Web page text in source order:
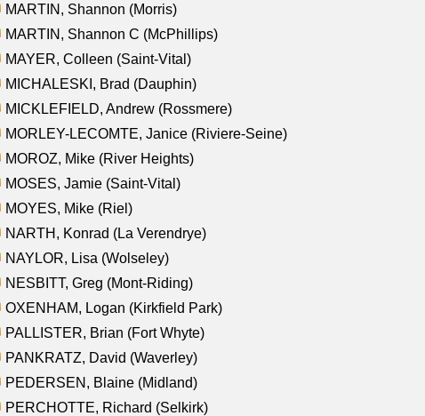
MARTIN, Shannon (Morris)
MARTIN, Shannon C (McPhillips)
MAYER, Colleen (Saint-Vital)
MICHALESKI, Brad (Dauphin)
MICKLEFIELD, Andrew (Rossmere)
MORLEY-LECOMTE, Janice (Riviere-Seine)
MOROZ, Mike (River Heights)
MOSES, Jamie (Saint-Vital)
MOYES, Mike (Riel)
NARTH, Konrad (La Verendrye)
NAYLOR, Lisa (Wolseley)
NESBITT, Greg (Mont-Riding)
OXENHAM, Logan (Kirkfield Park)
PALLISTER, Brian (Fort Whyte)
PANKRATZ, David (Waverley)
PEDERSEN, Blaine (Midland)
PERCHOTTE, Richard (Selkirk)